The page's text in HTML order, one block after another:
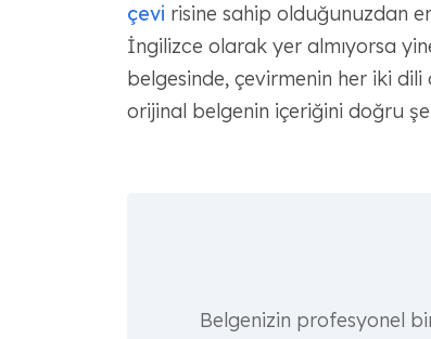
çevi risine sahip olduğunuzdan
İngilizce olarak yer almıyorsa
belgesinde, çevirmenin her iki
orijinal belgenin içeriğini doğru
Belgenizin profesyonel